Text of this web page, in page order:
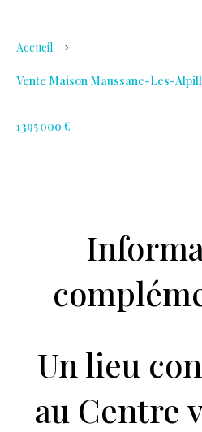
Accueil
Vente Maison Maussane-Les-
1 395 000 €
Un lieu
au Centre